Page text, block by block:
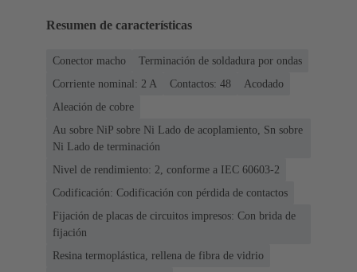
Resumen de características
Conector macho
Terminación de soldadura por ondas
Corriente nominal: ‌2 A
Contactos: 48
Acodado
Aleación de cobre
Au sobre NiP sobre Ni Lado de acoplamiento, Sn sobre
Ni Lado de terminación
Nivel de rendimiento: 2, conforme a IEC 60603-2
Codificación: Codificación con pérdida de contactos
Fijación de placas de circuitos impresos: Con brida de
fijación
Resina termoplástica, rellena de fibra de vidrio